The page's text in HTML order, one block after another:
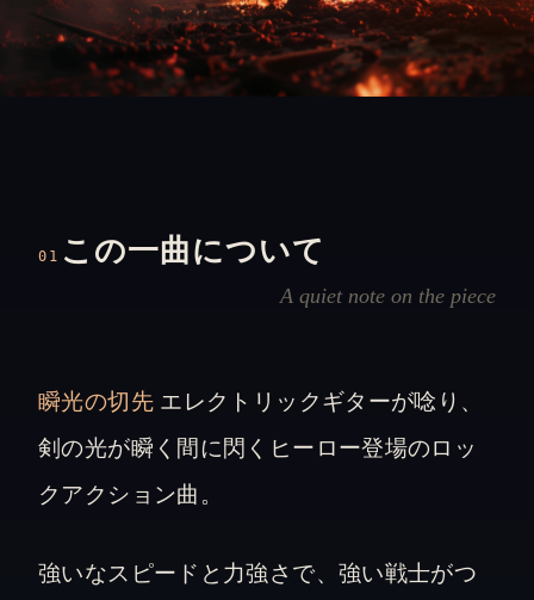
01 この一曲について
A quiet note on the piece
瞬光の切先エレクトリックギターが唸り、
剣の光が瞬く間に閃くヒーロー登場のロッ
クアクション曲。
強いなスピードと力強さで、強い戦士がつ